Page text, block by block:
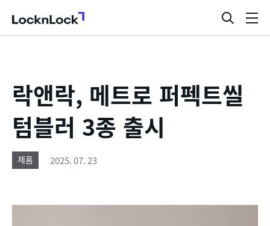
LocknLock
검
색
락앤락, 메트로 퍼펙트씰
텀블러 3종 출시
제품 2025. 07. 23